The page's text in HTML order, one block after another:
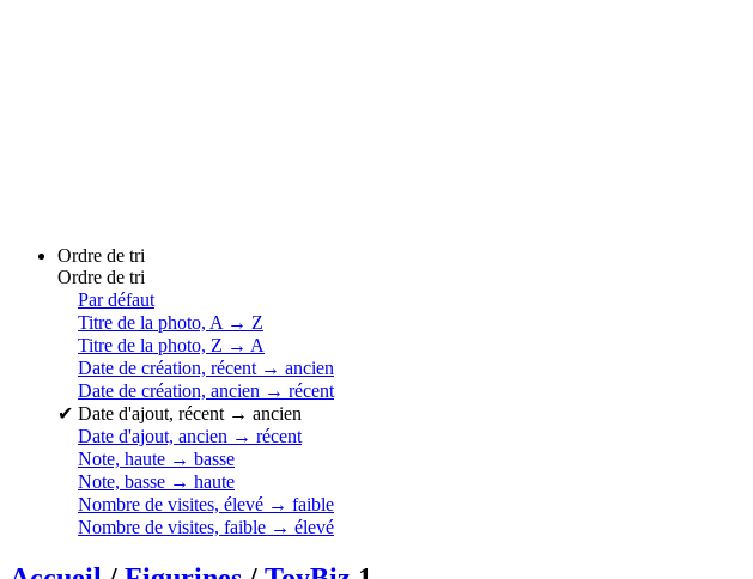
Ordre de tri
Ordre de tri
Par défaut
Titre de la photo, A → Z
Titre de la photo, Z → A
Date de création, récent → ancien
Date de création, ancien → récent
✔ Date d'ajout, récent → ancien
Date d'ajout, ancien → récent
Note, haute → basse
Note, basse → haute
Nombre de visites, élevé → faible
Nombre de visites, faible → élevé